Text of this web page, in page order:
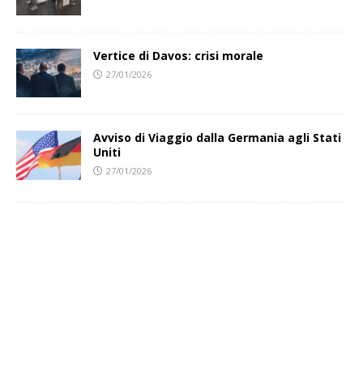
Vertice di Davos: crisi morale
27/01/2026
Avviso di Viaggio dalla Germania agli Stati
Uniti
27/01/2026